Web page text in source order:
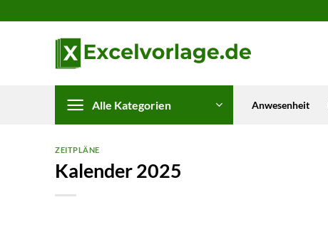
Inhalt
Alle Kategorien Anwesenheit
ZEITPLÄNE
Kalender 2025